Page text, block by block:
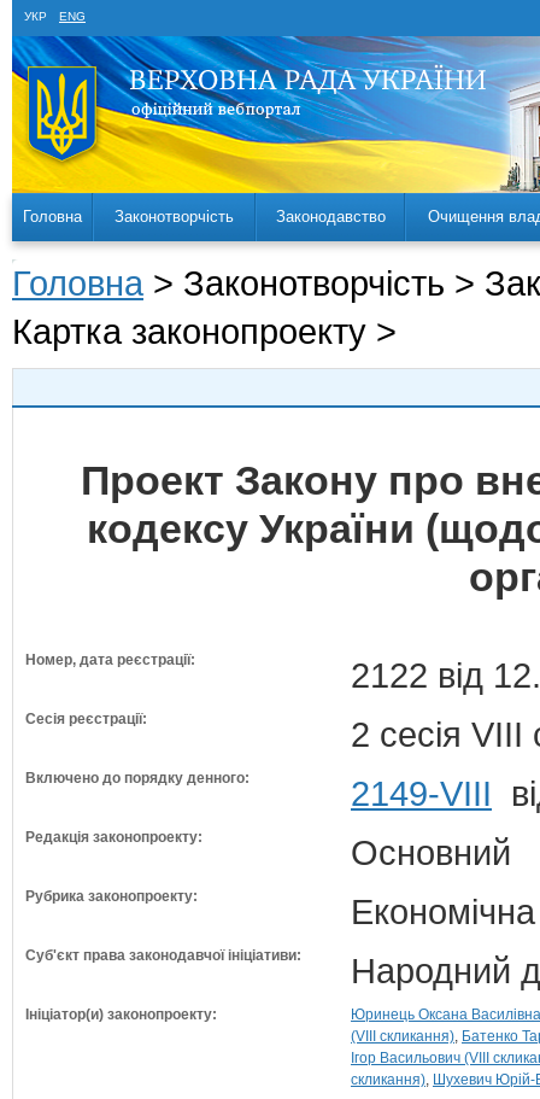
УКР ENG
Головна Законотворчість Законодавство Очищення
Головна > Законотворчість >
Картка законопроекту >
Проект Закону про
кодексу України
Номер, дата реєстрації: 2122 від
Сесія реєстрації: 2 сесія VIII
Включено до порядку денного: 2149-VIII
Редакція законопроекту: Основний
Рубрика законопроекту:
Суб'єкт права законодавчої ініціативи: Народний
Ініціатор(и) законопроекту:
Юринець Оксана
(VIII скликання) Батенко
Ігор Васильович (VIII
скликання) Шухевич Юрій-